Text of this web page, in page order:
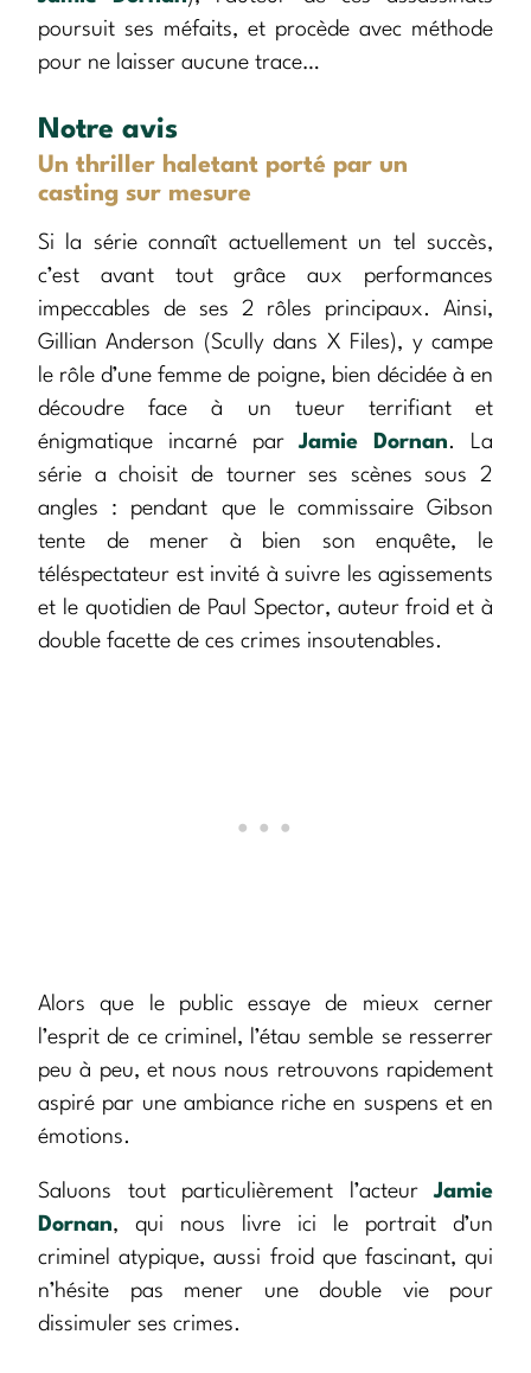
poursuit ses méfaits, et procède avec méthode
pour ne laisser aucune trace…
Notre avis
Un thriller haletant porté par un
casting sur mesure
Si la série connaît actuellement un tel succès,
c’est avant tout grâce aux performances
impeccables de ses 2 rôles principaux. Ainsi,
Gillian Anderson (Scully dans X Files), y campe
le rôle d’une femme de poigne, bien décidée à en
découdre face à un tueur terrifiant et
énigmatique incarné parJamie Dornan. La
série a choisit de tourner ses scènes sous 2
angles : pendant que le commissaire Gibson
tente de mener à bien son enquête, le
téléspectateur est invité à suivre les agissements
et le quotidien de Paul Spector, auteur froid et à
double facette de ces crimes insoutenables.
Alors que le public essaye de mieux cerner
l’esprit de ce criminel, l’étau semble se resserrer
peu à peu, et nous nous retrouvons rapidement
aspiré par une ambiance riche en suspens et en
émotions.
Saluons tout particulièrement l’acteurJamie
Dornan, qui nous livre ici le portrait d’un
criminel atypique, aussi froid que fascinant, qui
n’hésite pas mener une double vie pour
dissimuler ses crimes.